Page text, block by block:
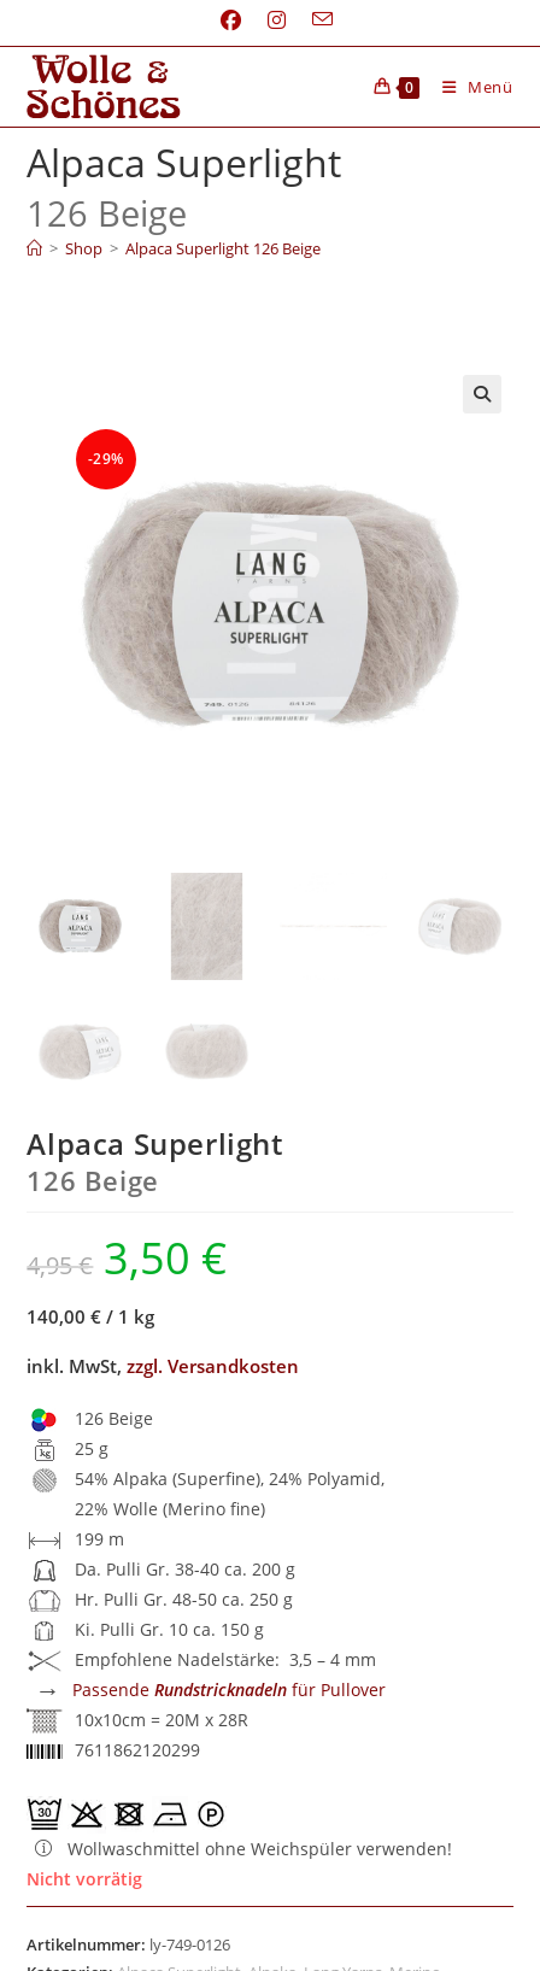
0 Menü
Alpaca Superlight
126 Beige
> Shop > Alpaca Superlight 126 Beige
-29%
Alpaca Superlight
126 Beige
4,95€ 3,50 €
140,00 € / 1 kg
inkl. MwSt,zzgl. Versandkosten
126 Beige
25 g
54% Alpaka (Superfine), 24% Polyamid,
22% Wolle (Merino fine)
199 m
Da. Pulli Gr. 38-40 ca. 200 g
Hr. Pulli Gr. 48-50 ca. 250 g
Ki. Pulli Gr. 10 ca. 150 g
Empfohlene Nadelstärke: 3,5 – 4 mm
→ PassendeRundstricknadeln für Pullover
10x10cm = 20M x 28R
7611862120299
Wollwaschmittel ohne Weichspüler verwenden!
Nicht vorrätig
Artikelnummer: ly-749-0126